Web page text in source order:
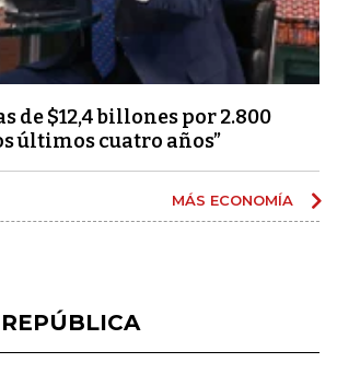
de $12,4 billones por 2.800
últimos cuatro años”
MÁS ECONOMÍA